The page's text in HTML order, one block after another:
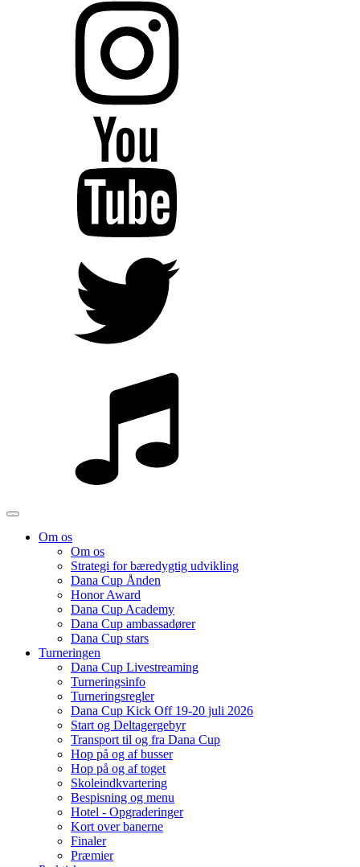
Om os
Om os
Strategi for bæredygtig udvikling
Dana Cup Ånden
Honor Award
Dana Cup Academy
Dana Cup ambassadører
Dana Cup stars
Turneringen
Dana Cup Livestreaming
Turneringsinfo
Turneringsregler
Dana Cup Kick Off 19-20 juli 2026
Start og Deltagergebyr
Transport til og fra Dana Cup
Hop på og af busser
Hop på og af toget
Skoleindkvartering
Bespisning og menu
Hotel - Opgraderinger
Kort over banerne
Finaler
Præmier